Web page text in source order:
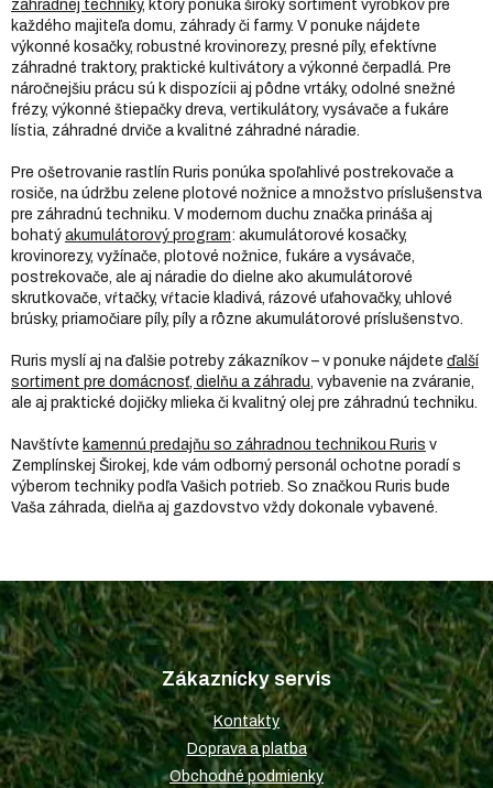
záhradnej techniky, ktorý ponúka široký sortiment výrobkov pre
každého majiteľa domu, záhrady či farmy. V ponuke nájdete
výkonné kosačky, robustné krovinorezy, presné píly, efektívne
záhradné traktory, praktické kultivátory a výkonné čerpadlá. Pre
náročnejšiu prácu sú k dispozícii aj pôdne vrtáky, odolné snežné
frézy, výkonné štiepačky dreva, vertikulátory, vysávače a fukáre
lístia, záhradné drviče a kvalitné záhradné náradie.
Pre ošetrovanie rastlín Ruris ponúka spoľahlivé postrekovače a
rosiče, na údržbu zelene plotové nožnice a množstvo príslušenstva
pre záhradnú techniku. V modernom duchu značka prináša aj
bohatý akumulátorový program: akumulátorové kosačky,
krovinorezy, vyžínače, plotové nožnice, fukáre a vysávače,
postrekovače, ale aj náradie do dielne ako akumulátorové
skrutkovače, vŕtačky, vŕtacie kladivá, rázové uťahovačky, uhlové
brúsky, priamočiare píly, píly a rôzne akumulátorové príslušenstvo.
Ruris myslí aj na ďalšie potreby zákazníkov – v ponuke nájdete ďalší
sortiment pre domácnosť, dielňu a záhradu , vybavenie na zváranie,
ale aj praktické dojičky mlieka či kvalitný olej pre záhradnú techniku.
Navštívte kamennú predajňu so záhradnou technikou Ruris v
Zemplínskej Širokej, kde vám odborný personál ochotne poradí s
výberom techniky podľa Vašich potrieb. So značkou Ruris bude
Vaša záhrada, dielňa aj gazdovstvo vždy dokonale vybavené.
Z
á
p
ä
t
i
e
Zákaznícky servis
Kontakty
Doprava a platba
Obchodné podmienky